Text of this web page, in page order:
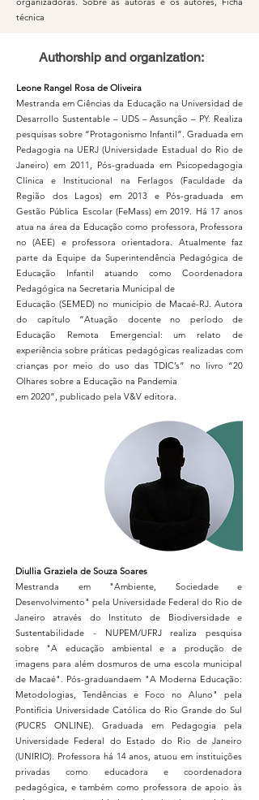
técnica
Authorship and organization:
Leone Rangel Rosa de Oliveira
Mestranda em Ciências da Educação na Universidad de
Desarrollo Sustentable – UDS – Assunção – PY. Realiza
pesquisas sobre “Protagonismo Infantil”. Graduada em
Pedagogia na UERJ (Universidade Estadual do Rio de
Janeiro) em 2011, Pós-graduada em Psicopedagogia
Clínica e Institucional na Ferlagos (Faculdade da
Região dos Lagos) em 2013 e Pós-graduada em
Gestão Pública Escolar (FeMass) em 2019. Há 17 anos
atua na área da Educação como professora, Professora
no (AEE) e professora orientadora. Atualmente faz
parte da Equipe da Superintendência Pedagógica de
Educação Infantil atuando como Coordenadora
Pedagógica na Secretaria Municipal de
Educação (SEMED) no município de Macaé-RJ. Autora
do capítulo “Atuação docente no período de
Educação Remota Emergencial: um relato de
experiência sobre práticas pedagógicas realizadas com
crianças por meio do uso das TDIC’s” no livro “20
Olhares sobre a Educação na Pandemia
em 2020”, publicado pela V&V editora.
Diullia Graziela de Souza Soares
Mestranda em "Ambiente, Sociedade e
Desenvolvimento" pela Universidade Federal do Rio de
Janeiro através do Instituto de Biodiversidade e
Sustentabilidade - NUPEM/UFRJ realiza pesquisa
sobre "A educação ambiental e a produção de
imagens para além dosmuros de uma escola municipal
de Macaé". Pós-graduandaem "A Moderna Educação:
Metodologias, Tendências e Foco no Aluno" pela
Pontifícia Universidade Católica do Rio Grande do Sul
(PUCRS ONLINE). Graduada em Pedagogia pela
Universidade Federal do Estado do Rio de Janeiro
(UNIRIO). Professora há 14 anos, atuou em instituições
privadas como educadora e coordenadora
pedagógica, e também como professora de apoio às